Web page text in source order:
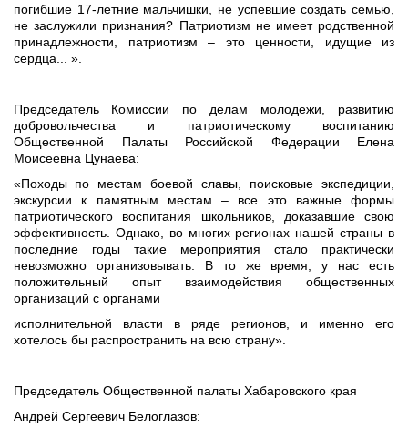
погибшие 17-летние мальчишки, не успевшие создать семью,
не заслужили признания? Патриотизм не имеет родственной
принадлежности, патриотизм – это ценности, идущие из
сердца... ».
Председатель Комиссии по делам молодежи, развитию
добровольчества и патриотическому воспитанию
Общественной Палаты Российской Федерации Елена
Моисеевна Цунаева:
«Походы по местам боевой славы, поисковые экспедиции,
экскурсии к памятным местам – все это важные формы
патриотического воспитания школьников, доказавшие свою
эффективность. Однако, во многих регионах нашей страны в
последние годы такие мероприятия стало практически
невозможно организовывать. В то же время, у нас есть
положительный опыт взаимодействия общественных
организаций с органами
исполнительной власти в ряде регионов, и именно его
хотелось бы распространить на всю страну».
Председатель Общественной палаты Хабаровского края
Андрей Сергеевич Белоглазов: